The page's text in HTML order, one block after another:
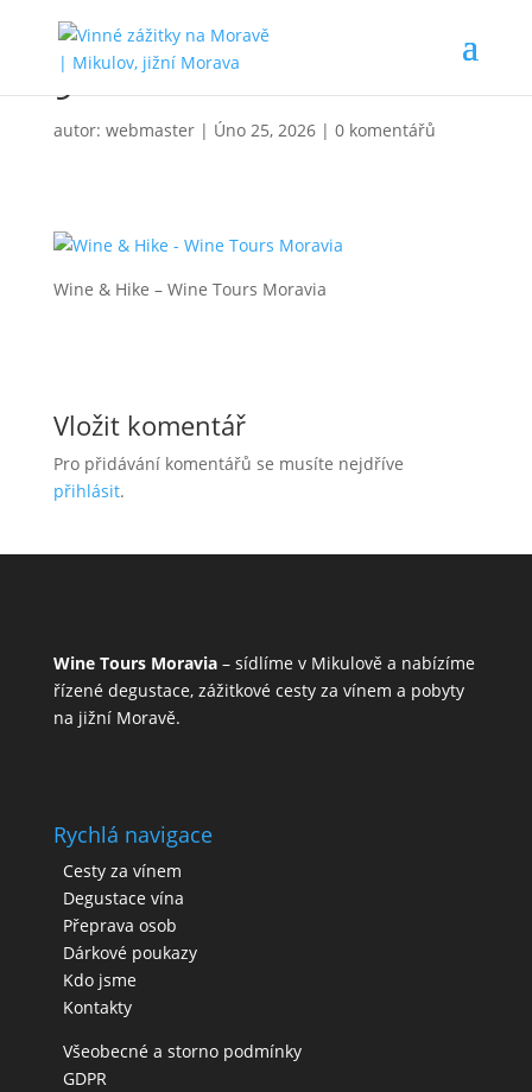
9
autor: webmaster| Úno 25, 2026| 0 komentářů
Wine & Hike – Wine Tours Moravia
Vložit komentář
Pro přidávání komentářů se musíte nejdříve
přihlásit.
Wine Tours Moravia– sídlíme v Mikulově a nabízíme
řízené degustace, zážitkové cesty za vínem a pobyty
na jižní Moravě.
Rychlá navigace
Cesty za vínem
Degustace vína
Přeprava osob
Dárkové poukazy
Kdo jsme
Kontakty
Všeobecné a storno podmínky
GDPR